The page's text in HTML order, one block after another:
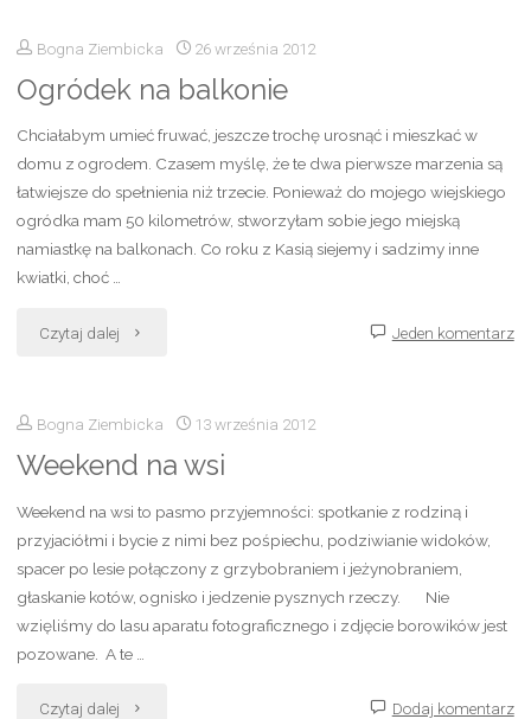
Bogna Ziembicka 26 września 2012
Ogródek na balkonie
Chciałabym umieć fruwać, jeszcze trochę urosnąć i mieszkać w
domu z ogrodem. Czasem myślę, że te dwa pierwsze marzenia są
łatwiejsze do spełnienia niż trzecie. Ponieważ do mojego wiejskiego
ogródka mam 50 kilometrów, stworzyłam sobie jego miejską
namiastkę na balkonach. Co roku z Kasią siejemy i sadzimy inne
kwiatki, choć …
Czytaj dalej "Ogródek
balkonie"
Jeden komentarz
Bogna Ziembicka 13 września 2012
Weekend na wsi
Weekend na wsi to pasmo przyjemności: spotkanie z rodziną i
przyjaciółmi i bycie z nimi bez pośpiechu, podziwianie widoków,
spacer po lesie połączony z grzybobraniem i jeżynobraniem,
głaskanie kotów, ognisko i jedzenie pysznych rzeczy. Nie
wzięliśmy do lasu aparatu fotograficznego i zdjęcie borowików jest
pozowane. A te …
Czytaj dalej "Weekend Dodaj komentarz